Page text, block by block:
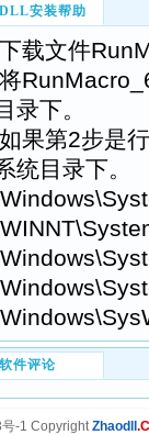
DLL安装帮助
载文件
录下。
果第2步是
统目录下。
软件评论
-1 CopyrightZhaodll